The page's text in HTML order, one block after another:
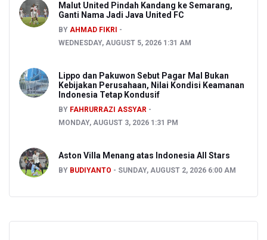
Malut United Pindah Kandang ke Semarang,
Ganti Nama Jadi Java United FC
BY AHMAD FIKRI
WEDNESDAY, AUGUST 5, 2026 1:31 AM
Lippo dan Pakuwon Sebut Pagar Mal Bukan
Kebijakan Perusahaan, Nilai Kondisi Keamanan
Indonesia Tetap Kondusif
BY FAHRURRAZI ASSYAR
MONDAY, AUGUST 3, 2026 1:31 PM
Aston Villa Menang atas Indonesia All Stars
BY BUDIYANTO SUNDAY, AUGUST 2, 2026 6:00 AM